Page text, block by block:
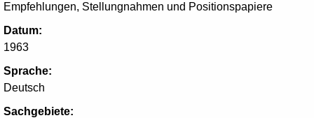
Empfehlungen, Stellungnahmen und Positionspapiere
Datum:
1963
Sprache:
Deutsch
Sachgebiete: